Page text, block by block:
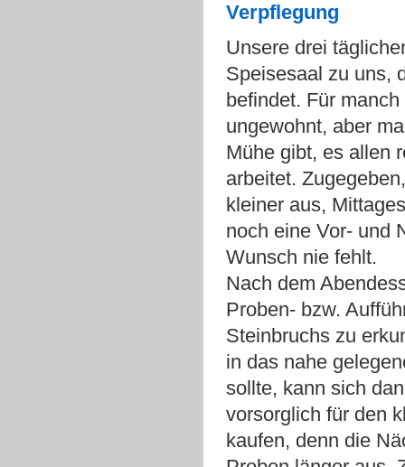
Verpflegung
Unsere drei
Speisesaal zu uns,
befindet. Für
ungewohnt, aber
Mühe gibt, es allen
arbeitet.
kleiner aus,
noch eine Vor- und
Wunsch nie fehlt.
Nach dem
Proben- bzw.
Steinbruchs zu
in das nahe
sollte, kann sich
vorsorglich für den
kaufen, denn die